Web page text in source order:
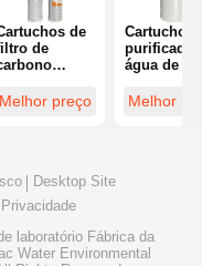
de
de
comprimidos
de 10 ou 20
Melhor preço
Cartuchos
purificador
água de
Melhor
Desktop Site
laboratórioFábrica da
Water Environmental